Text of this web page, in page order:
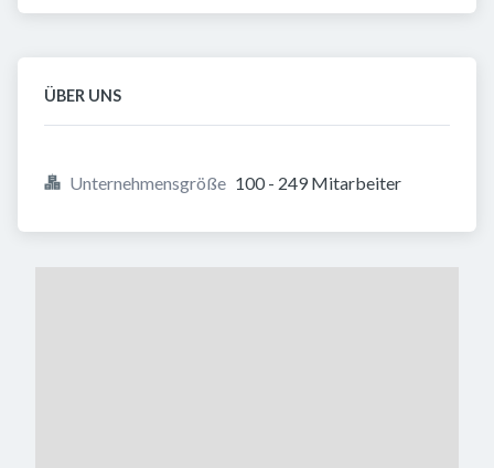
ÜBER UNS
Unternehmensgröße 100 - 249 Mitarbeiter